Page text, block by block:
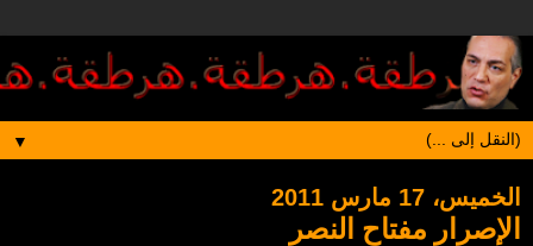
▼
الخميس، 17 مارس 2011
الإصرار مفتاح النصر